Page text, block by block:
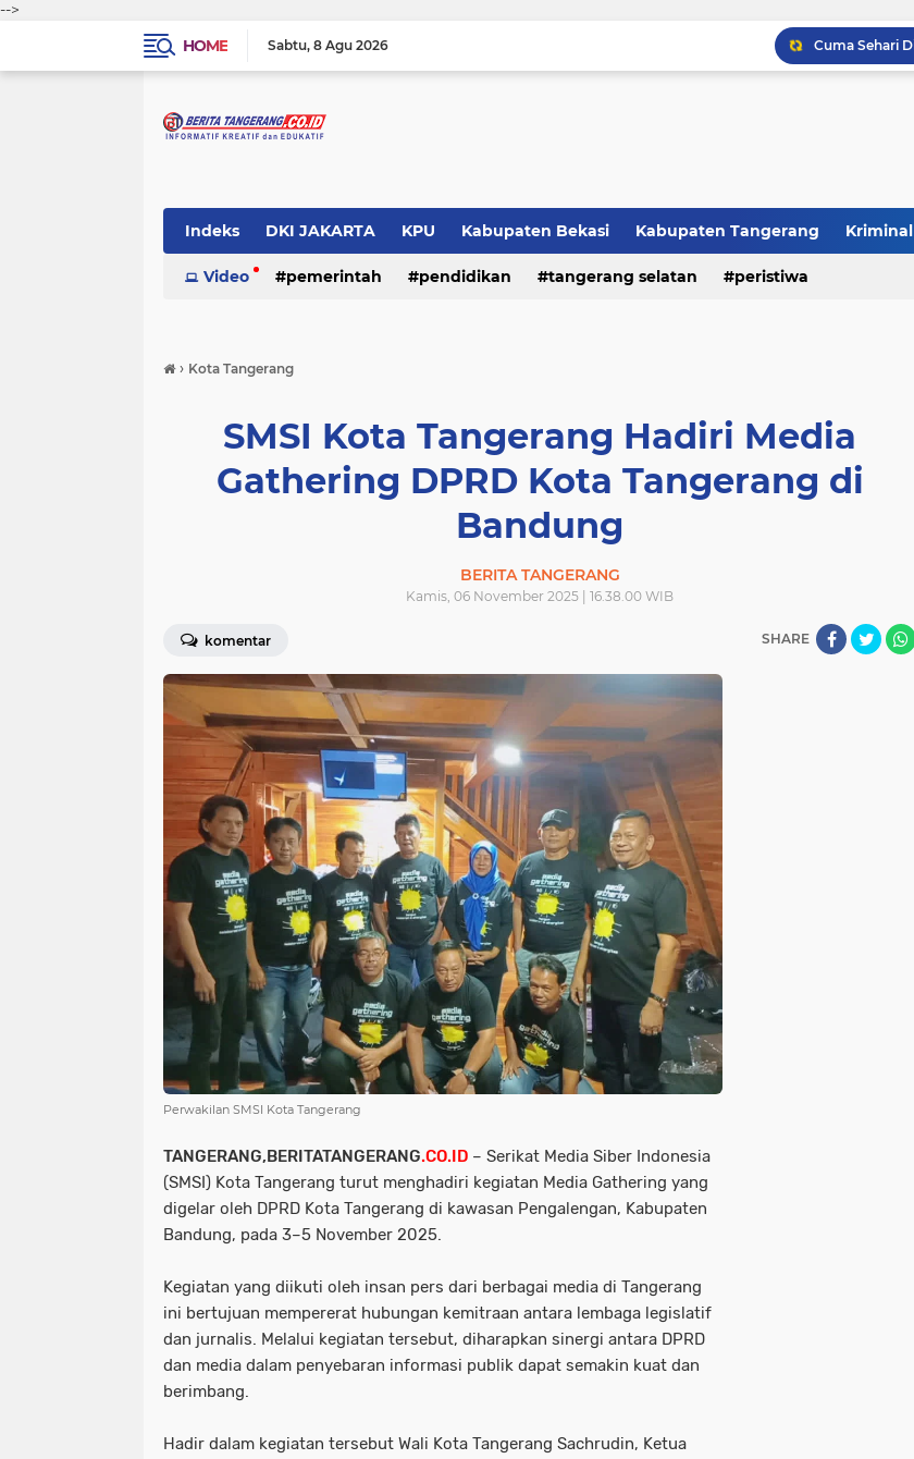
-->
HOME
Sabtu 8 Agu 2026
Indeks DKI JAKARTA KPU Kabupaten Bekasi Kabupaten Tangerang Kriminal
Pemerintah Pendidikan Polri peristiwa
Video pemerintah pendidikan tangerang selatan peristiwa
› Kota Tangerang
SMSI Kota Tangerang Hadiri Media
Gathering DPRD Kota Tangerang di
Bandung
BERITA TANGERANG
Kamis, 06 November 2025 | 16.38.00 WIB
komentar SHARE
Perwakilan SMSI Kota Tangerang
TANGERANG,BERITATANGERANG.CO.ID – Serikat Media Siber Indonesia
(SMSI) Kota Tangerang turut menghadiri kegiatan Media Gathering yang
digelar oleh DPRD Kota Tangerang di kawasan Pengalengan, Kabupaten
Bandung, pada 3–5 November 2025.
Kegiatan yang diikuti oleh insan pers dari berbagai media di Tangerang
ini bertujuan mempererat hubungan kemitraan antara lembaga legislatif
dan jurnalis. Melalui kegiatan tersebut, diharapkan sinergi antara DPRD
dan media dalam penyebaran informasi publik dapat semakin kuat dan
berimbang.
Hadir dalam kegiatan tersebut Wali Kota Tangerang Sachrudin, Ketua